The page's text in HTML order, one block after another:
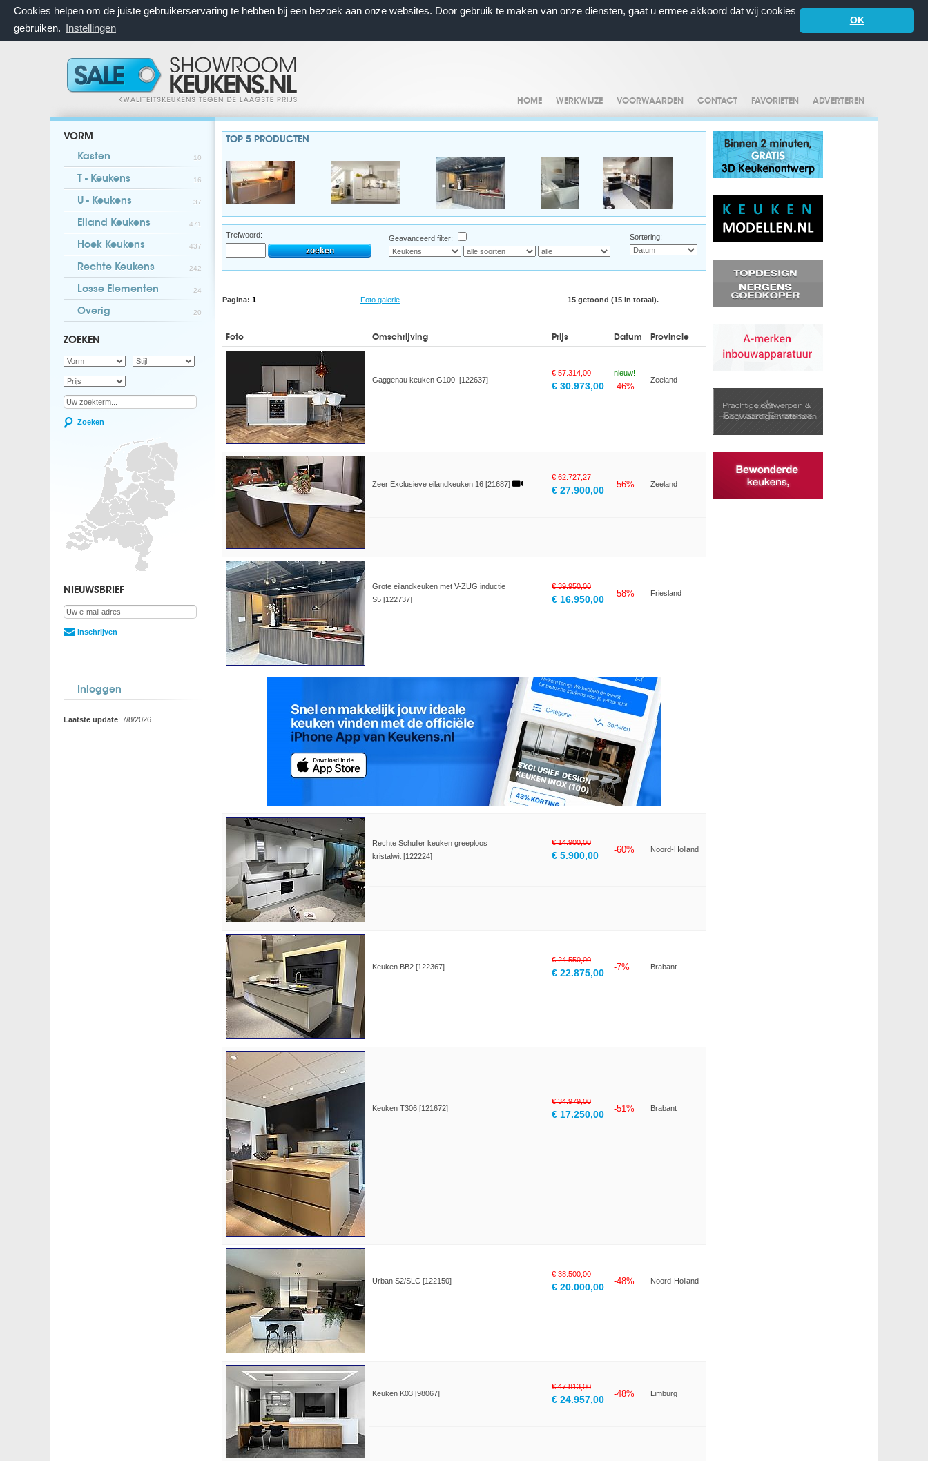
Cookies helpen om de juiste gebruikerservaring te hebben bij een bezoek aan onze websites. Door gebruik te maken van onze diensten, gaat u ermee akkoord dat wij cookies
gebruiken. Instellingen
OK
HOME WERKWIJZE VOORWAARDEN CONTACT FAVORIETEN ADVERTEREN
VORM
Kasten 10
T - Keukens 16
U - Keukens 37
Eiland Keukens 471
Hoek Keukens 437
Rechte Keukens 242
Losse Elementen 24
Overig 20
ZOEKEN
Zoeken
NIEUWSBRIEF
Inschrijven
Inloggen
Laatste update: 7/8/2026
TOP 5 PRODUCTEN
Trefwoord: Geavanceerd filter: Sortering:
Pagina: 1 Foto galerie 15 getoond (15 in totaal).
Foto Omschrijving Prijs Datum Provincie
Gaggenau keuken G100 [122637]
€ 57.314,00
€ 30.973,00
nieuw!
-46%
Zeeland
Zeer Exclusieve eilandkeuken 16 [21687]
€ 62.727,27
€ 27.900,00
-56% Zeeland
Grote eilandkeuken met V-ZUG inductie
S5 [122737]
€ 39.950,00
€ 16.950,00
-58% Friesland
Rechte Schuller keuken greeploos
kristalwit [122224]
€ 14.900,00
€ 5.900,00
-60% Noord-Holland
Keuken BB2 [122367]
€ 24.550,00
€ 22.875,00
-7% Brabant
Keuken T306 [121672]
€ 34.979,00
€ 17.250,00
-51% Brabant
Urban S2/SLC [122150]
€ 38.500,00
€ 20.000,00
-48% Noord-Holland
Keuken K03 [98067]
€ 47.813,00
€ 24.957,00
-48% Limburg